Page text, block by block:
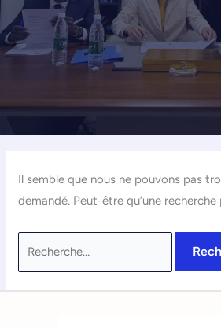
Il semble que nous ne pouvons pas
demandé. Peut-être qu’une